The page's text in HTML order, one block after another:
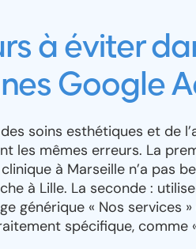
à éviter
Google
soins esthétiques et de
les mêmes erreurs. La
à Marseille n’a pas
à Lille. La seconde :
générique « Nos services
spécifique, comme